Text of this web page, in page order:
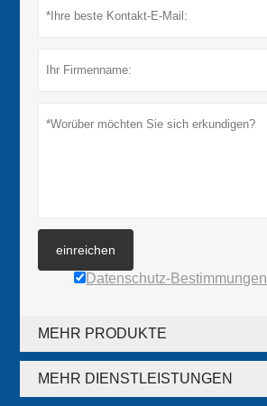
einreichen
Datenschutz-Bestimmungen
MEHR PRODUKTE
MEHR DIENSTLEISTUNGEN